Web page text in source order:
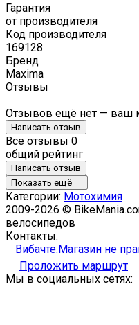
Гарантия
от производителя
Код производителя
169128
Бренд
Maxima
Отзывы
Отзывов ещё нет — ваш
Написать отзыв
Все отзывы 0
общий рейтинг
Написать отзыв
Показать ещё
Категории: Мотохимия
2009-2026 ©
велосипедов
Контакты:
Вибачте.Магазин не
Проложить маршрут
Мы в социальных сетях: